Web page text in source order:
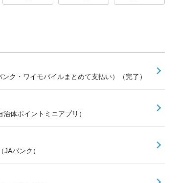
ク・ワイモバイルまとめて支払い）（完了）
体ポイントミニアプリ）
バンク）